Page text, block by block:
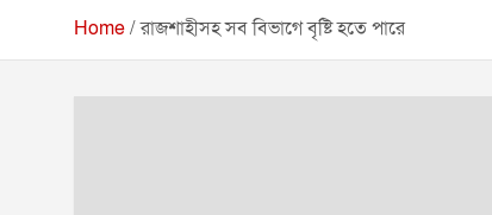
Home রাজশাহীসহ সব বিভাগে বৃষ্টি হতে পারে